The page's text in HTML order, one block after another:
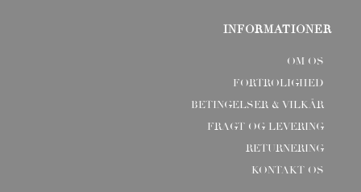
INFORMATIONER
OM OS
FORTROLIGHED
BETINGELSER & VILKÅR
FRAGT OG LEVERING
RETURNERING
KONTAKT OS